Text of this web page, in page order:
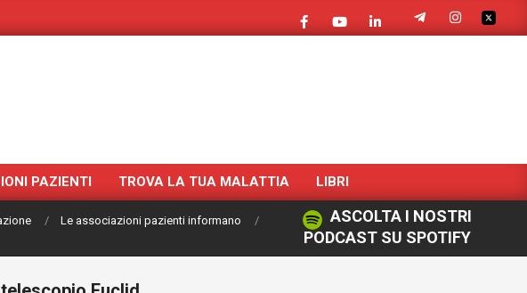
PAZIENTI TROVA LA TUA MALATTIA LIBRI
Le associazioni pazienti informano
ASCOLTA I NOSTRI
PODCAST SU SPOTIFY